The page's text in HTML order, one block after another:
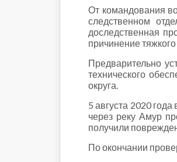
Прогноз
Облик города
Торговля
Местное
Пульс города
Транспорт
Новости
От командования
следственном
доследственная
причинение
Предварительно
технического
округа.
5 августа 2020
через реку Амур
получили
По окончании